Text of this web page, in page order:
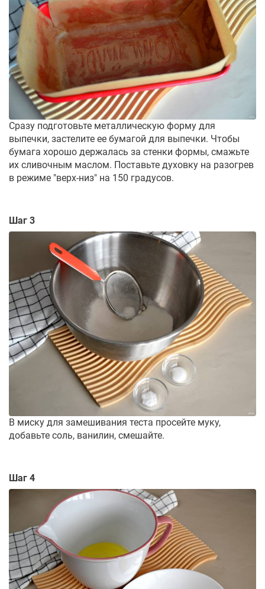
Сразу подготовьте металлическую форму для
выпечки, застелите ее бумагой для выпечки. Чтобы
бумага хорошо держалась за стенки формы, смажьте
их сливочным маслом. Поставьте духовку на разогрев
в режиме "верх-низ" на 150 градусов.
Шаг 3
В миску для замешивания теста просейте муку,
добавьте соль, ванилин, смешайте.
Шаг 4